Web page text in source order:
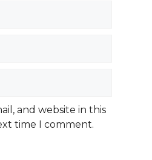
and website in this
time I comment.